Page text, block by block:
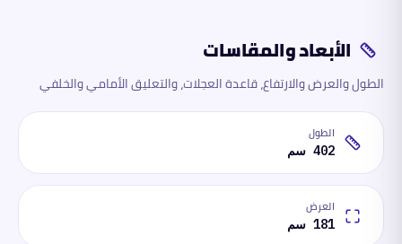
الأبعاد والمقاسات
الطول والعرض والارتفاع، قاعدة العجلات، والتعليق الأمامي والخلفي
الطول
402 سم
العرض
181 سم